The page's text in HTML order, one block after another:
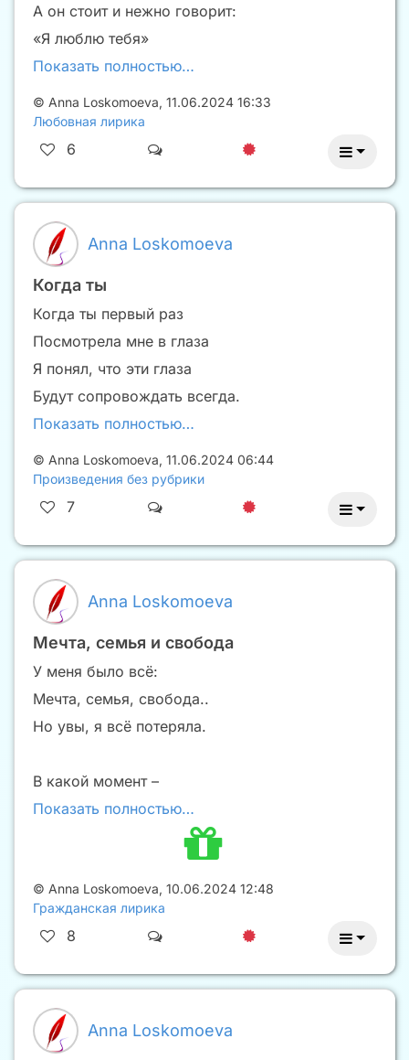
А он стоит и нежно говорит:
«Я люблю тебя»
Показать полностью…
© Anna Loskomoeva, 11.06.2024 16:33
Любовная лирика
6
Anna Loskomoeva
Когда ты
Когда ты первый раз
Посмотрела мне в глаза
Я понял, что эти глаза
Будут сопровождать всегда.
Показать полностью…
© Anna Loskomoeva, 11.06.2024 06:44
Произведения без рубрики
7
Anna Loskomoeva
Мечта, семья и свобода
У меня было всё:
Мечта, семья, свобода..
Но увы, я всё потеряла.
В какой момент –
Показать полностью…
© Anna Loskomoeva, 10.06.2024 12:48
Гражданская лирика
8
Anna Loskomoeva